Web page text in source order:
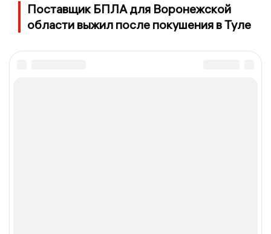
Поставщик БПЛА для Воронежской
области выжил после покушения в Туле